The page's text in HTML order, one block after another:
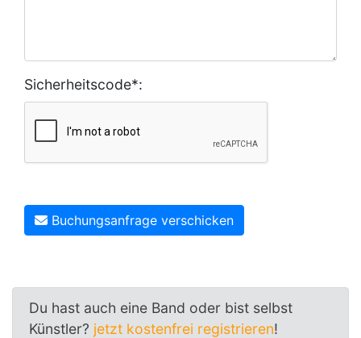
Sicherheitscode*:
Buchungsanfrage verschicken
Du hast auch eine Band oder bist selbst
Künstler? jetzt kostenfrei registrieren!